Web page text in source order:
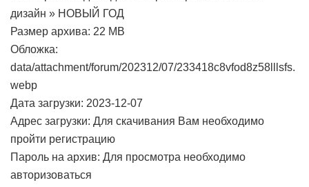
дизайн » НОВЫЙ ГОД
Размер архива: 22 MB
Обложка:
data/attachment/forum/202312/07/233418c8vfod8z58lllsfs.
webp
Дата загрузки: 2023-12-07
Адрес загрузки: Для скачивания Вам необходимо
пройти регистрацию
Пароль на архив: Для просмотра необходимо
авторизоваться